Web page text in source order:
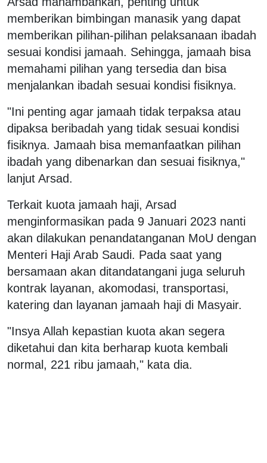
memberikan bimbingan manasik yang dapat
memberikan pilihan-pilihan pelaksanaan ibadah
sesuai kondisi jamaah. Sehingga, jamaah bisa
memahami pilihan yang tersedia dan bisa
menjalankan ibadah sesuai kondisi fisiknya.
"Ini penting agar jamaah tidak terpaksa atau
dipaksa beribadah yang tidak sesuai kondisi
fisiknya. Jamaah bisa memanfaatkan pilihan
ibadah yang dibenarkan dan sesuai fisiknya,"
lanjut Arsad.
Terkait kuota jamaah haji, Arsad
menginformasikan pada 9 Januari 2023 nanti
akan dilakukan penandatanganan MoU dengan
Menteri Haji Arab Saudi. Pada saat yang
bersamaan akan ditandatangani juga seluruh
kontrak layanan, akomodasi, transportasi,
katering dan layanan jamaah haji di Masyair.
"Insya Allah kepastian kuota akan segera
diketahui dan kita berharap kuota kembali
normal, 221 ribu jamaah," kata dia.